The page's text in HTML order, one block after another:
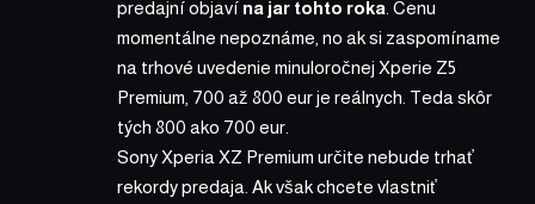
predajní objaví na jar tohto roka . Cenu
momentálne nepoznáme, no ak si zaspomíname
na trhové uvedenie minuloročnej Xperie Z5
Premium, 700 až 800 eur je reálnych. Teda skôr
tých 800 ako 700 eur.
Sony Xperia XZ Premium určite nebude trhať
rekordy predaja. Ak však chcete vlastniť